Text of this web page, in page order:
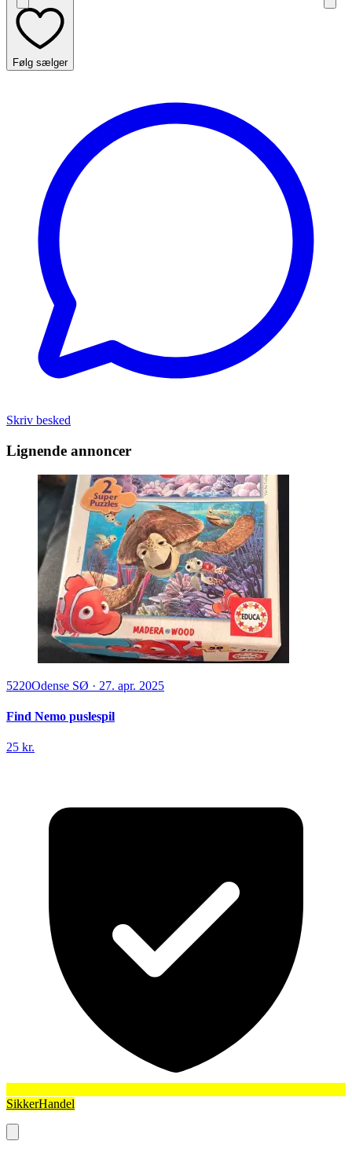
Følg sælger
Skriv besked
Lignende annoncer
5220Odense SØ · 27. apr. 2025
Find Nemo puslespil
25 kr.
SikkerHandel